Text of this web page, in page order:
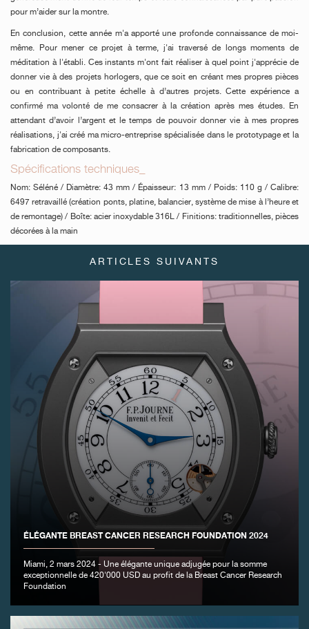
pour m’aider sur la montre.
En conclusion, cette année m'a apporté une profonde connaissance de moi-
même. Pour mener ce projet à terme, j'ai traversé de longs moments de
méditation à l'établi. Ces instants m'ont fait réaliser à quel point j'apprécie de
donner vie à des projets horlogers, que ce soit en créant mes propres pièces
ou en contribuant à petite échelle à d’autres projets. Cette expérience a
confirmé ma volonté de me consacrer à la création après mes études. En
attendant d’avoir l’argent et le temps de pouvoir donner vie à mes propres
réalisations, j'ai créé ma micro-entreprise spécialisée dans le prototypage et la
fabrication de composants.
Spécifications techniques_
Nom: Séléné / Diamètre: 43 mm / Épaisseur: 13 mm / Poids: 110 g / Calibre:
6497 retravaillé (création ponts, platine, balancier, système de mise à l’heure et
de remontage) / Boîte: acier inoxydable 316L / Finitions: traditionnelles, pièces
décorées à la main
ARTICLES SUIVANTS
ÉLÉGANTE BREAST CANCER RESEARCH FOUNDATION 2024
Miami, 2 mars 2024 - Une élégante unique adjugée pour la somme
exceptionnelle de 420'000 USD au profit de la Breast Cancer Research
Foundation
FAUX
FAUX